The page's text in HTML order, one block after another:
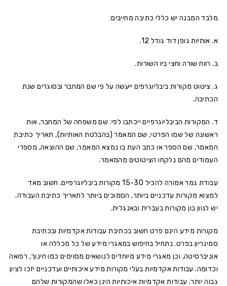
מלבד המבנה יש כללי כתיבה מחייבים:
א. אותיות גופן דוד גודל 12.
ב. רווח שורה וחצי ביו השורות.
ג. ציטוט מקורות ביבליוגרפים ייעשה על פי שם המחבר ובסוגרים שנת
הכתיבה.
ד. המקורות הביבליוגרפיים ייכתבו לפי: שם משפחה של המחבר, אות
ראשונה של שמו הפרטי, שם המאמר (בהבלטת האותיות), תאריך כתיבת
המאמר, שם הספר או כתב העת בו נמצא המאמר, שם ההוצאה, מספרי
העמודים מהם נלקחו הציטוטים מהמאמר.
עבודת גמר אמורה להכיל 15-30 מקורות ביבליוגרפיים. חשוב מאד
למצוא מקורות עדכניים ביותר, הסמוכים ביותר לתאריך כתיבת העבודה.
יש לגוון בון מקורות בעברית ובאנגלית.
מקורות מידע הינם פרט חשוב בכתיבת עבודות אקדמיות ובכתיבת
סמינריון בפרט. נתחיל בחיפוש במאגרי מידע של כל מכללה או
אוניברסיטה, וכן מאגרי מידע מיוחדים לנושאים מסוימים כמו חינוך, רפואה
וכדומה. עבודות אקדמיות בעלי מקורות מידע איכותיים ועדכניים יזכו לציון
גבוה יותר. עבודות אקדמיות איכותיות הינן כאלו שהמקורות שלהם